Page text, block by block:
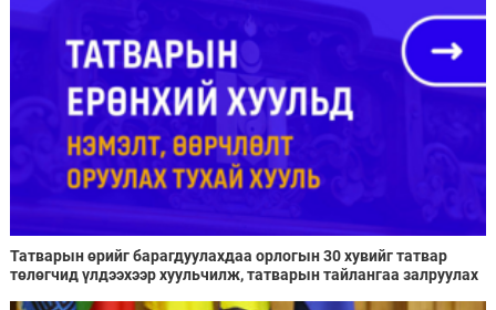
Татварын өрийг барагдуулахдаа орлогын 30 хувийг татвар
төлөгчид үлдээхээр хуульчилж, татварын тайлангаа залруулах